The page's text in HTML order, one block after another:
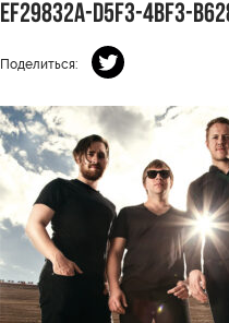
EF29832A-D5F3-4BF3-
Поделиться: